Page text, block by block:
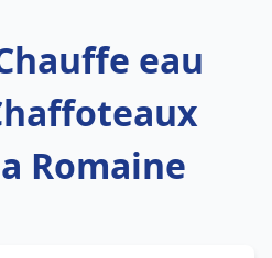
eau
Romaine